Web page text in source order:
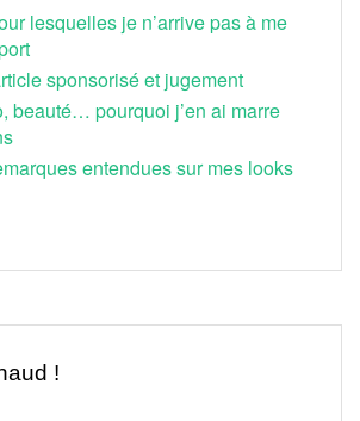
lesquelles je n’arrive pas à me
sponsorisé et jugement
beauté… pourquoi j’en ai marre
entendues sur mes looks
!